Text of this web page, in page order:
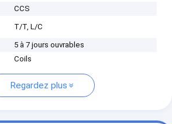
CCS
T/T, L/C
5 à 7 jours ouvrables
Coils
Regardez plus